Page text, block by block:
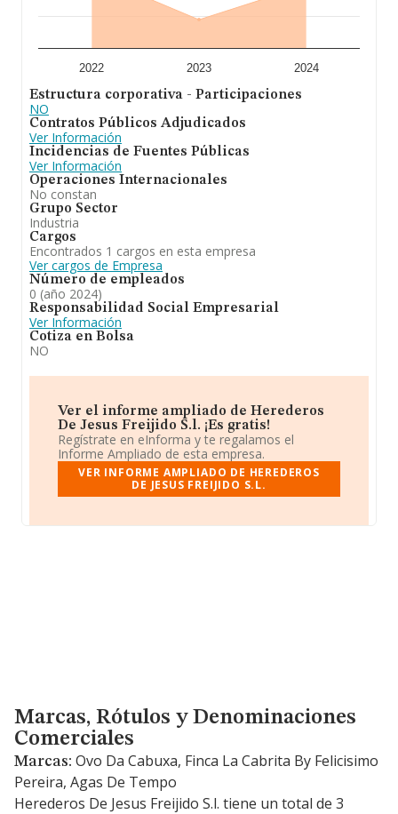
2022 2023 2024
Estructura corporativa - Participaciones
NO
Contratos Públicos Adjudicados
Ver Información
Incidencias de Fuentes Públicas
Ver Información
Operaciones Internacionales
No constan
Grupo Sector
Industria
Cargos
Encontrados 1 cargos en esta empresa
Ver cargos de Empresa
Número de empleados
0 (año 2024)
Responsabilidad Social Empresarial
Ver Información
Cotiza en Bolsa
NO
Ver el informe ampliado de Herederos
De Jesus Freijido S.l. ¡Es gratis!
Regístrate en eInforma y te regalamos el
Informe Ampliado de esta empresa.
VER INFORME AMPLIADO DE HEREDEROS
DE JESUS FREIJIDO S.L.
Marcas, Rótulos y Denominaciones Comerciales
Marcas, Rótulos y Denominaciones
Comerciales
Marcas: Ovo Da Cabuxa, Finca La Cabrita By Felicisimo
Pereira, Agas De Tempo
Herederos De Jesus Freijido S.l. tiene un total de 3